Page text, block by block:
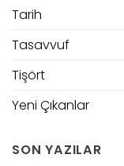
Tarih
Tasavvuf
Tişört
Yeni Çıkanlar
SON YAZILAR